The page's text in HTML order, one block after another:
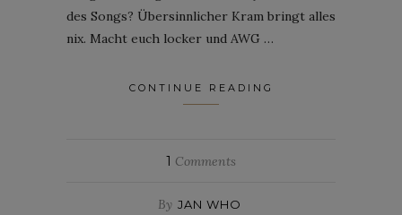
des Songs? Übersinnlicher Kram bringt alles
nix. Macht euch locker und AWG …
CONTINUE READING
1 Comments
By JAN WHO